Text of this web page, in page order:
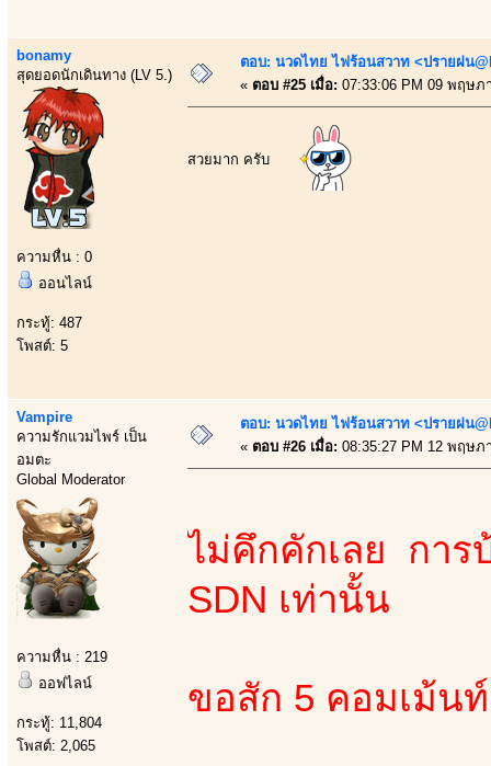
bonamy
สุดยอดนักเดินทาง (LV 5.)
ความหื่น : 0
ออนไลน์
กระทู้: 487
โพสต์: 5
ตอบ: นวดไทย ไฟร้อนสวาท <ปรายฝน
« ตอบ #25 เมื่อ: 07:33:06 PM 09 พฤษภ
สวยมาก ครับ
Vampire
ความรักแวมไพร์ เป็น
อมตะ
Global Moderator
ความหื่น : 219
ออฟไลน์
กระทู้: 11,804
โพสต์: 2,065
ตอบ: นวดไทย ไฟร้อนสวาท <ปรายฝน
« ตอบ #26 เมื่อ: 08:35:27 PM 12 พฤษภ
ไม่คึกคักเลย กา
SDN เท่านั้น
ขอสัก 5 คอมเม้